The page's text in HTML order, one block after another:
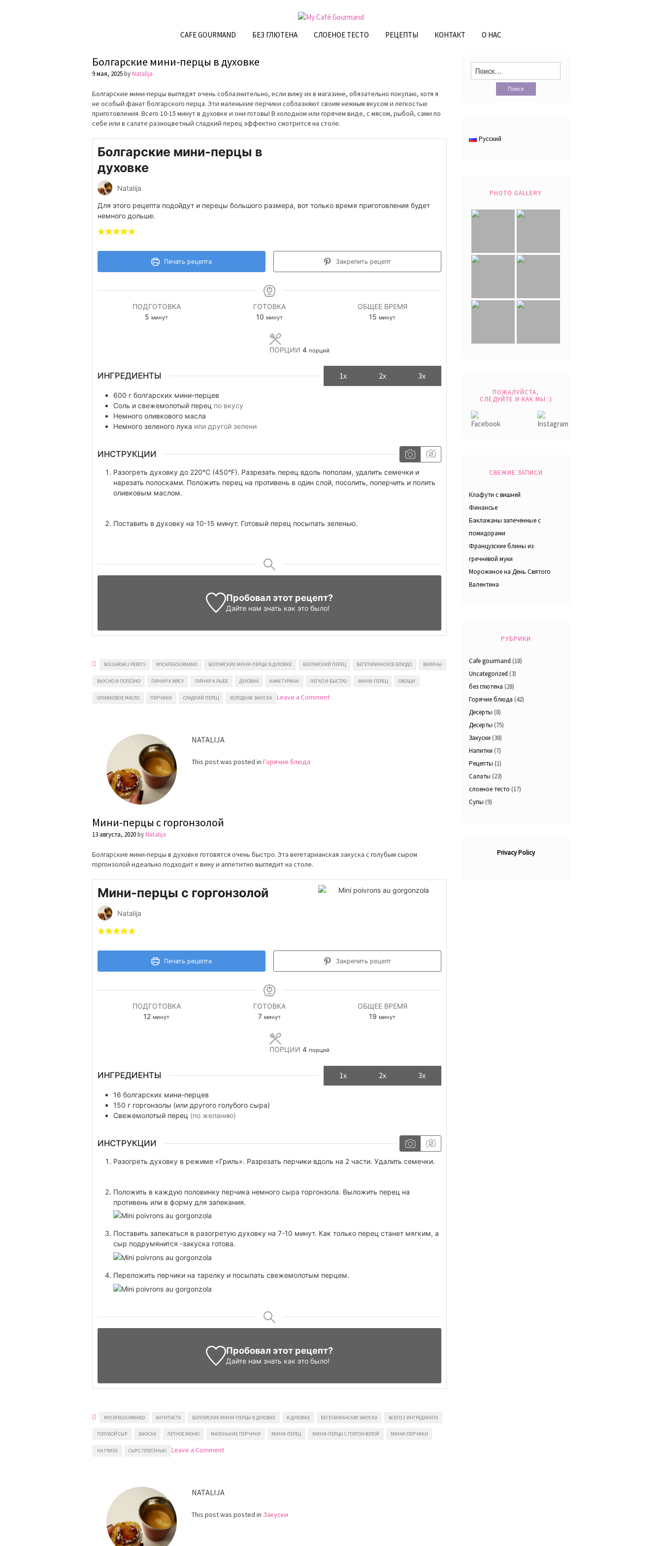
CAFE GOURMAND БЕЗ ГЛЮТЕНА СЛОЕНОЕ ТЕСТО РЕЦЕПТЫ КОНТАКТ О НАС
Болгарские мини-перцы в духовке
9 мая, 2025byNatalija
Болгарские мини-перцы выглядят очень соблазнительно, если вижу их в магазине, обязательно покупаю, хотя я
не особый фанат болгарского перца. Эти маленькие перчики соблазняют своим нежным вкусом и легкостью
приготовления. Всего 10-15 минут в духовке и они готовы! В холодном или горячем виде, с мясом, рыбой, сами по
себе или в салате разноцветный сладкий перец эффектно смотрится на столе.
Болгарские мини-перцы в
духовке
Natalija
Для этого рецепта подойдут и перецы большого размера, вот только время приготовления будет
немного дольше.
Печать рецепта Закрепить рецепт
ПОДГОТОВКА
5 минуты
минут
ГОТОВКА
10минуты
минут
ОБЩЕЕ ВРЕМЯ
15 минуты
минут
ПОРЦИИ 4 порций
ИНГРЕДИЕНТЫ 1x 2x 3x
600 г болгарских мини-перцев
Соль и свежемолотый перец по вкусу
Немного оливкового масла
Немного зеленого лука или другой зелени
ИНСТРУКЦИИ
Разогреть духовку до 220°C (450°F). Разрезать перец вдоль пополам, удалить семечки и
нарезать полосками. Положить перец на противень в один слой, посолить, поперчить и полить
оливковым маслом.
Поставить в духовку на 10-15 минут. Готовый перец посыпать зеленью.
Пробовал этот рецепт?
Дайте нам знать как это было!
BOLGARSKIJ PERETS MYCAFEGOURMAND БОЛГАРСКИЕ МИНИ-ПЕРЦЫ В ДУХОВКЕ БОЛГАРСКИЙ ПЕРЕЦ ВЕГЕТАРИАНСКОЕ БЛЮДО ВЕРИНЫ
ВКУСНО И ПОЛЕЗНО ГАРНИР К МЯСУ ГАРНИР К РЫБЕ ДУХОВКА КАФЕ ГУРМАН ЛЕГКО И БЫСТРО МИНИ-ПЕРЕЦ ОВОЩИ
ОЛИВКОВОЕ МАСЛО ПЕРЧИКИ СЛАДКИЙ ПЕРЕЦ ХОЛОДНАЯ ЗАКУСКА Leave a Commenton
NATALIJA
This post was posted in Горячие блюда
Мини-перцы с горгонзолой
13 августа, 2020byNatalija
Болгарские мини-перцы в духовке готовятся очень быстро. Эта вегетарианская закуска с голубым сыром
горгонзолой идеально подходит к вину и аппетитно выглядит на столе.
Мини-перцы с горгонзолой
Natalija
Печать рецепта Закрепить рецепт
ПОДГОТОВКА
12минуты
минут
ГОТОВКА
7минуты
минут
ОБЩЕЕ ВРЕМЯ
19 минуты
минут
ПОРЦИИ 4 порций
ИНГРЕДИЕНТЫ 1x 2x 3x
16 болгарских мини-перцев
150 г горгонзолы (или другого голубого сыра)
Свежемолотый перец (по желанию)
ИНСТРУКЦИИ
Разогреть духовку в режиме «Гриль». Разрезать перчики вдоль на 2 части. Удалить семечки.
Положить в каждую половинку перчика немного сыра горгонзола. Выложить перец на
противень или в форму для запекания.
Поставить запекаться в разогретую духовку на 7-10 минут. Как только перец станет мягким, а
сыр подрумянится -закуска готова.
Переложить перчики на тарелку и посыпать свежемолотым перцем.
Пробовал этот рецепт?
Дайте нам знать как это было!
MYCAFEGOURMAND АНТИПАСТА БОЛГАРСКИЕ МИНИ-ПЕРЦЫ В ДУХОВКЕ В ДУХОВКЕ ВЕГЕТАРИАНСКАЯ ЗАКУСКА ВСЕГО 2 ИНГРЕДИЕНТА
ГОЛУБОЙ СЫР ЗАКУСКА ЛЕТНОЕ МЕНЮ МАЛЕНЬКИЕ ПЕРЧИКИ МИНИ-ПЕРЕЦ МИНИ-ПЕРЦЫ С ГОРГОНЗОЛОЙ МИНИ-ПЕРЧИКИ
НА ГРИЛЕ СЫР С ПЛЕСЕНЬЮ Leave a Commenton
NATALIJA
This post was posted in Закуски
Найти:
Русский
PHOTO GALLERY
ПОЖАЛУЙСТА,
СЛЕДУЙТЕ И КАК МЫ :)
СВЕЖИЕ ЗАПИСИ
Клафути с вишней
Финансье
Баклажаны запеченные с
помидорами
Французские блины из
гречневой муки
Мороженое на День Святого
Валентина
РУБРИКИ
Cafe gourmand (18)
Uncategorized (3)
без глютена (28)
Горячие блюда (42)
Десерты (8)
Десерты (75)
Закуски (38)
Напитки (7)
Рецепты (1)
Салаты (23)
слоеное тесто (17)
Супы (9)
Privacy Policy